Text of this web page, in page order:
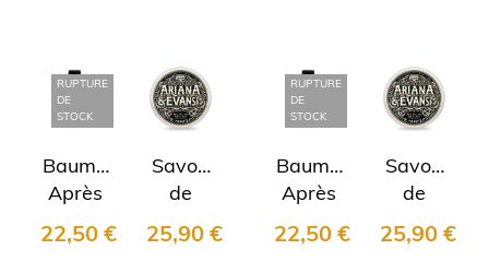
RUPTURE
DE
STOCK
Baume
Après
Rasage
"Unscented"
22,50 €
Savon
de
rasage
"The
25,90 €
RUPTURE
DE
STOCK
Baume
Après
Rasage
"Unscented"
22,50 €
Savon
de
rasage
"The
25,90 €